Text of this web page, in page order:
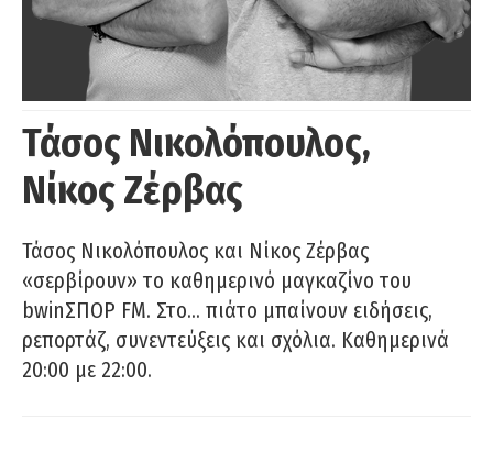
Τάσος Νικολόπουλος,
Νίκος Ζέρβας
Τάσος Νικολόπουλος και Νίκος Ζέρβας
«σερβίρουν» το καθημερινό μαγκαζίνο του
bwinΣΠΟΡ FM. Στο… πιάτο μπαίνουν ειδήσεις,
ρεπορτάζ, συνεντεύξεις και σχόλια. Καθημερινά
20:00 με 22:00.